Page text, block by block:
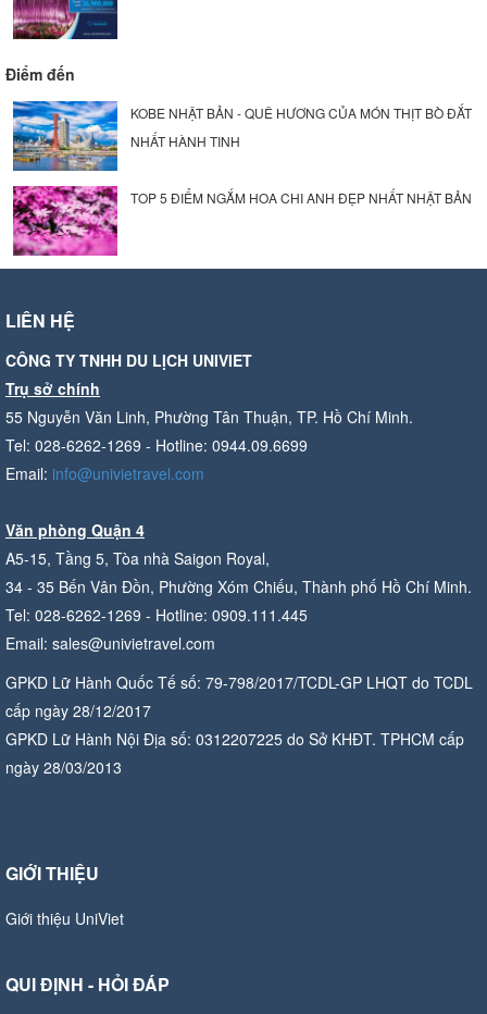
Điểm đến
KOBE NHẬT BẢN - QUÊ HƯƠNG CỦA MÓN THỊT BÒ ĐẮT
NHẤT HÀNH TINH
TOP 5 ĐIỂM NGẮM HOA CHI ANH ĐẸP NHẤT NHẬT BẢN
LIÊN HỆ
CÔNG TY TNHH DU LỊCH UNIVIET
Trụ sở chính
55 Nguyễn Văn Linh, Phường Tân Thuận, TP. Hồ Chí Minh.
Tel: 028-6262-1269 - Hotline: 0944.09.6699
Email: info@univietravel.com
Văn phòng Quận 4
A5-15, Tầng 5, Tòa nhà Saigon Royal,
34 - 35 Bến Vân Đồn, Phường Xóm Chiếu, Thành phố Hồ Chí Minh.
Tel: 028-6262-1269 - Hotline: 0909.111.445
Email: sales@univietravel.com
GPKD Lữ Hành Quốc Tế số: 79-798/2017/TCDL-GP LHQT do TCDL
cấp ngày 28/12/2017
GPKD Lữ Hành Nội Địa số: 0312207225 do Sở KHĐT. TPHCM cấp
ngày 28/03/2013
GIỚI THIỆU
Giới thiệu UniViet
QUI ĐỊNH - HỎI ĐÁP